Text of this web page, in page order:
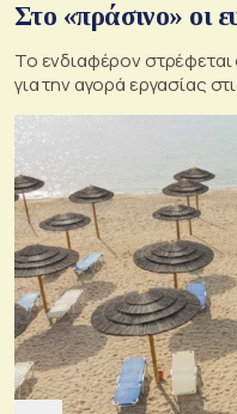
Στο «πράσινο» οι
Το ενδιαφέρον
για την αγορά εργασίας